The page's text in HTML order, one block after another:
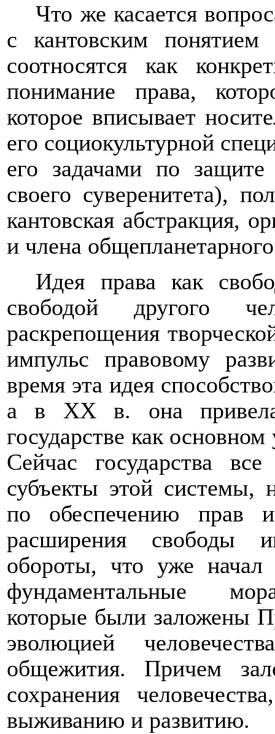
Что же касается
с кантовским
соотносятся как
понимание права,
которое вписывает
его социокультурной
его задачами по защите
своего суверенитета),
кантовская абстракция,
и члена
Идея права как
свободой другого
раскрепощения
импульс правовому
время эта идея
а в ХХ в. она привела
государстве как
Сейчас государства
субъекты этой системы,
по обеспечению прав
расширения свободы
обороты, что уже начал
фундаментальные
которые были заложены
эволюцией
общежития. Причем
сохранения
выживанию и развитию.